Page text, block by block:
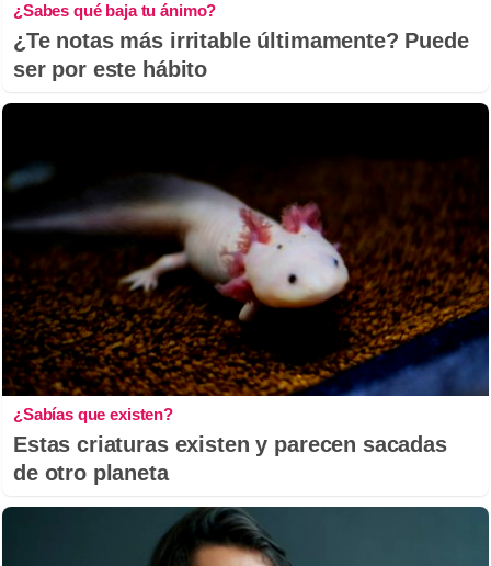
¿Sabes qué baja tu ánimo?
¿Te notas más irritable últimamente? Puede
ser por este hábito
¿Sabías que existen?
Estas criaturas existen y parecen sacadas
de otro planeta